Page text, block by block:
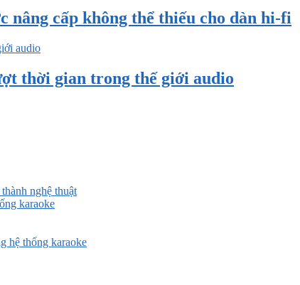
cấp không thể thiếu cho dàn hi-fi
thời gian trong thế giới audio
nghệ thuật
karaoke
hệ thống karaoke